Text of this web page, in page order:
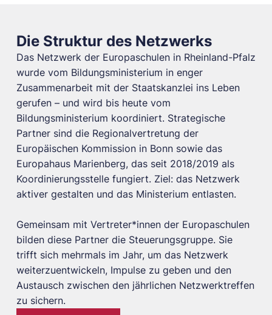
Die Struktur des Netzwerks
Das Netzwerk der Europaschulen in Rheinland-Pfalz
wurde vom Bildungsministerium in enger
Zusammenarbeit mit der Staatskanzlei ins Leben
gerufen – und wird bis heute vom
Bildungsministerium koordiniert. Strategische
Partner sind die Regionalvertretung der
Europäischen Kommission in Bonn sowie das
Europahaus Marienberg, das seit 2018/2019 als
Koordinierungsstelle fungiert. Ziel: das Netzwerk
aktiver gestalten und das Ministerium entlasten.
Gemeinsam mit Vertreter*innen der Europaschulen
bilden diese Partner die Steuerungsgruppe. Sie
trifft sich mehrmals im Jahr, um das Netzwerk
weiterzuentwickeln, Impulse zu geben und den
Austausch zwischen den jährlichen Netzwerktreffen
zu sichern.